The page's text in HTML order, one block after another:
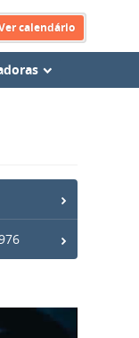
calendário